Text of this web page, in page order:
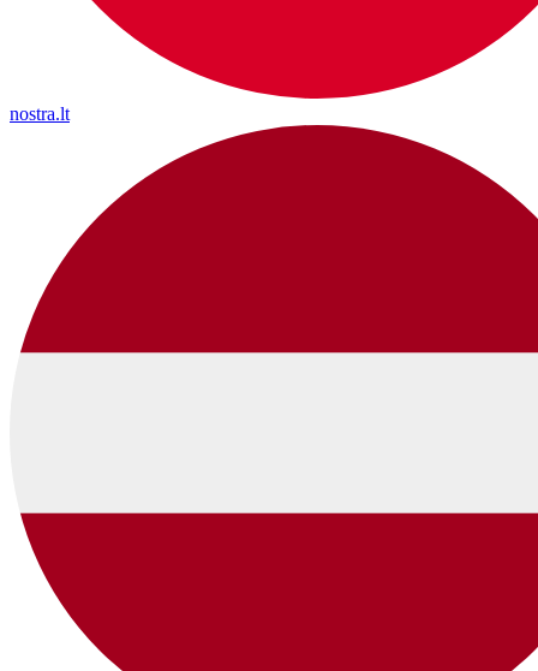
nostra.lt